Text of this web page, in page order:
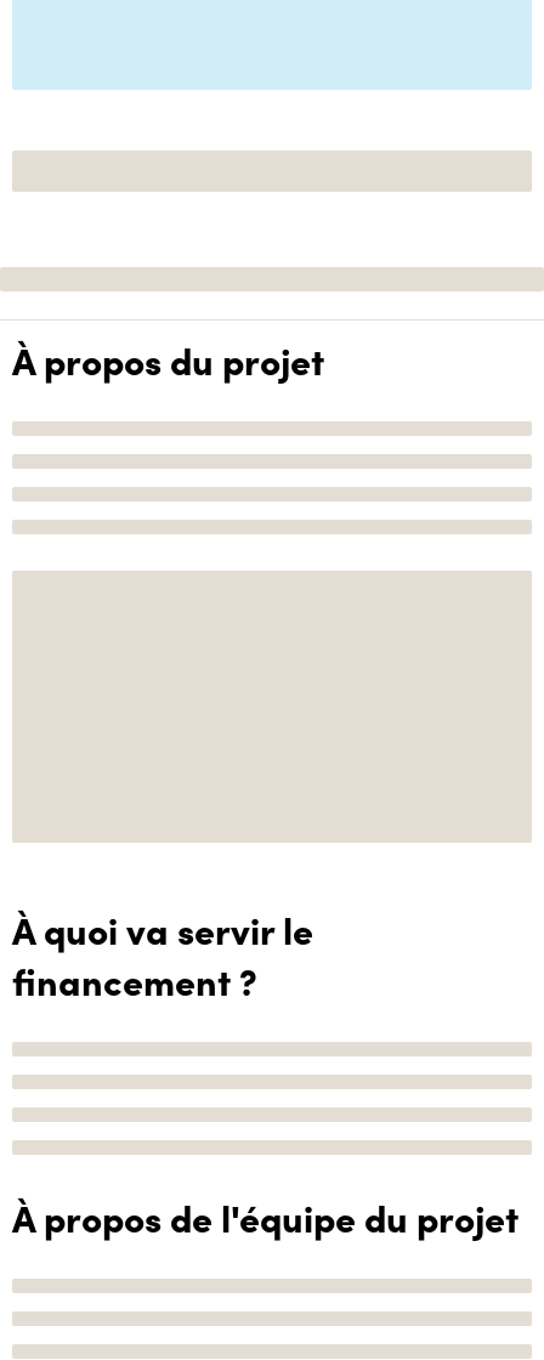
À propos du projet
À quoi va servir le
financement ?
À propos de l'équipe du projet